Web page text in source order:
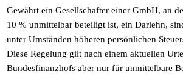
Gewährt ein Gesellschafter einer GmbH, an
10 % unmittelbar beteiligt ist, ein Darlehn,
unter Umständen höheren persönlichen
Diese Regelung gilt nach einem aktuellen
Bundesfinanzhofs aber nur für unmittelbare